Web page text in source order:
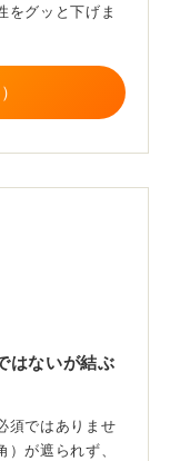
をグッと下げま
はないが結ぶ
須ではありませ
が遮られず、